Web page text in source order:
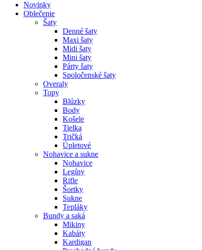
Novinky
Oblečenie
Šaty
Denné šaty
Maxi šaty
Midi šaty
Mini šaty
Párty šaty
Spoločenské šaty
Overaly
Topy
Blúzky
Body
Košele
Tielka
Tričká
Úpletové
Nohavice a sukne
Nohavice
Legíny
Rifle
Šortky
Sukne
Tepláky
Bundy a saká
Mikiny
Kabáty
Kardigan